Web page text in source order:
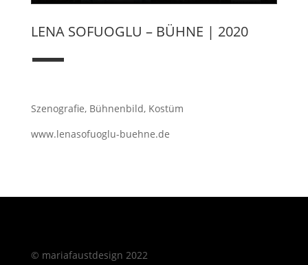
LENA SOFUOGLU – BÜHNE | 2020
—
Szenografie, Bühnenbild, Kostüm
www.lenasofuoglu-buehne.de
© mariafaustdesign 2022